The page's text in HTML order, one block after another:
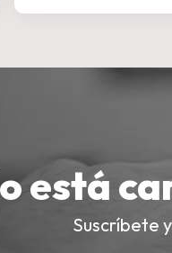
está
Suscríbete